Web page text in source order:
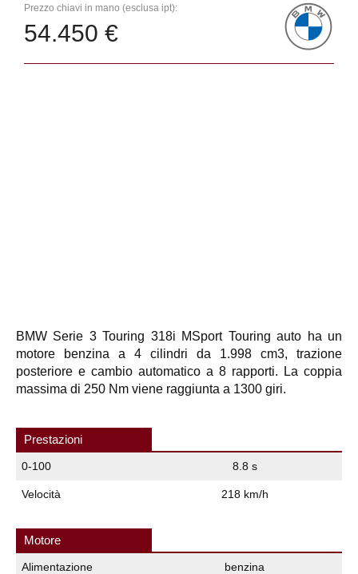
Prezzo chiavi in mano (esclusa ipt):
54.450 €
BMW Serie 3 Touring 318i MSport Touring auto ha un
motore benzina a 4 cilindri da 1.998 cm3, trazione
posteriore e cambio automatico a 8 rapporti. La coppia
massima di 250 Nm viene raggiunta a 1300 giri.
Prestazioni
0-100 8.8 s
Velocità 218 km/h
Motore
Alimentazione benzina